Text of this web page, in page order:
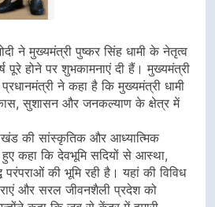
ने मुख्यमंत्री पुष्कर सिंह धामी के नेतृत्व
पूरे होने पर शुभकामनाएं दी हैं। मुख्यमंत्री
ने कहा है कि मुख्यमंत्री धामी
सुशासन और जनकल्याण के क्षेत्र में
की सांस्कृतिक और आध्यात्मिक
कहा कि देवभूमि सदियों से आस्था,
की भूमि रही है। यहां की विविध
और सरल जीवनशैली प्रदेश को